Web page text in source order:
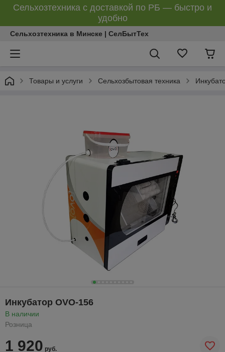
Сельхозтехника с доставкой по РБ — быстро и
удобно
Сельхозтехника в Минске | СелБытТех
Товары и услуги Сельхозбытовая техника
Инкубатор OVO-156
В наличии
Розница
1 920 руб.